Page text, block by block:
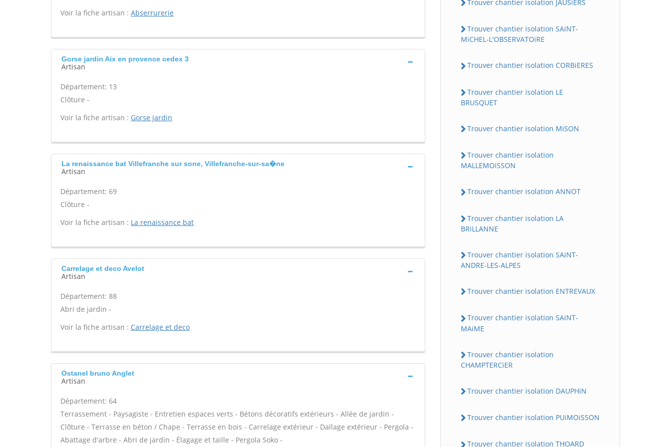
Voir la fiche artisan : Abserrurerie
Gorse jardin Aix en provence cedex 3
Artisan
Département: 13
Clôture -
Voir la fiche artisan : Gorse jardin
La renaissance bat Villefranche sur sone, Villefranche-sur-sa�ne
Artisan
Département: 69
Clôture -
Voir la fiche artisan : La renaissance bat
Carrelage et deco Avelot
Artisan
Département: 88
Abri de jardin -
Voir la fiche artisan : Carrelage et deco
Ostanel bruno Anglet
Artisan
Département: 64
Terrassement - Paysagiste - Entretien espaces verts - Bétons décoratifs extérieurs - Allée de jardin -
Clôture - Terrasse en béton / Chape - Terrasse en bois - Carrelage extérieur - Dallage extérieur - Pergola -
Abattage d'arbre - Abri de jardin - Élagage et taille - Pergola Soko -
Trouver chantier isolation JAUSiERS
Trouver chantier isolation SAiNT-
MiCHEL-L'OBSERVATOiRE
Trouver chantier isolation CORBiERES
Trouver chantier isolation LE
BRUSQUET
Trouver chantier isolation MiSON
Trouver chantier isolation
MALLEMOiSSON
Trouver chantier isolation ANNOT
Trouver chantier isolation LA
BRiLLANNE
Trouver chantier isolation SAiNT-
ANDRE-LES-ALPES
Trouver chantier isolation ENTREVAUX
Trouver chantier isolation SAiNT-
MAiME
Trouver chantier isolation
CHAMPTERCiER
Trouver chantier isolation DAUPHiN
Trouver chantier isolation PUiMOiSSON
Trouver chantier isolation THOARD